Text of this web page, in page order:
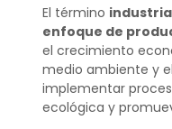
El término
enfoque de
el crecimiento
medio ambiente y
implementar
ecológica y